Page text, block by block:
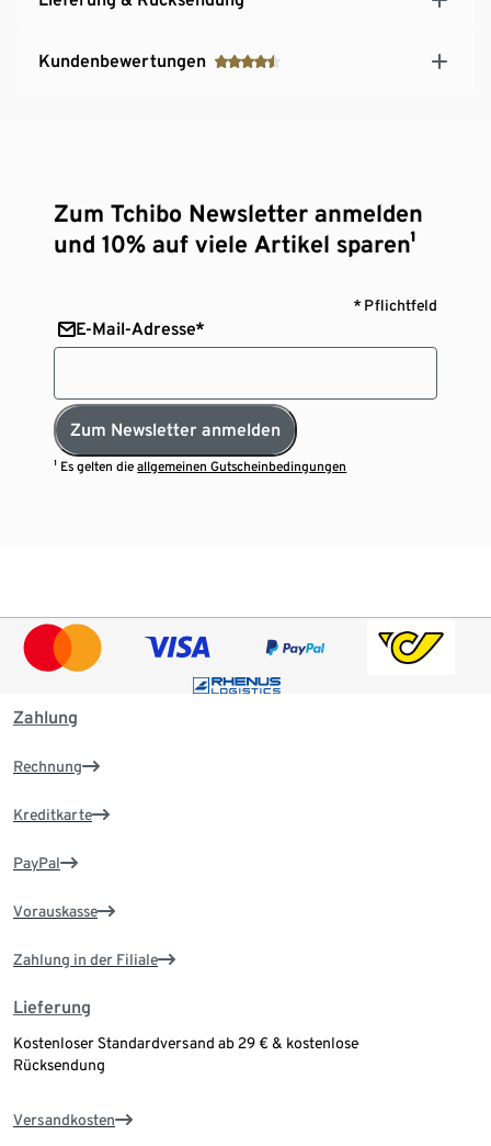
Kundenbewertungen
Zum Tchibo Newsletter anmelden
und 10% auf viele Artikel sparen¹
* Pflichtfeld
E-Mail-Adresse*
Zum Newsletter anmelden
¹ Es gelten dieallgemeinen Gutscheinbedingungen
Zahlung
Rechnung
Kreditkarte
PayPal
Vorauskasse
Zahlung in der Filiale
Lieferung
Kostenloser Standardversand ab 29 € & kostenlose
Rücksendung
Versandkosten